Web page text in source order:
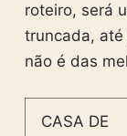
roteiro, será
truncada,
não é das
CASA DE